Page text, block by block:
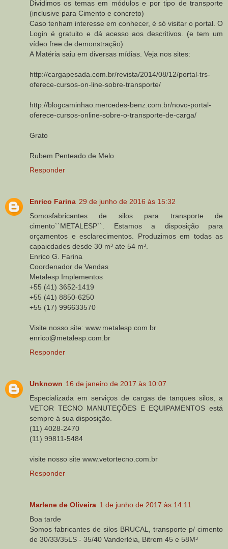
Dividimos os temas em módulos e por tipo de transporte
(inclusive para Cimento e concreto)
Caso tenham interesse em conhecer, é só visitar o portal. O
Login é gratuito e dá acesso aos descritivos. (e tem um
vídeo free de demonstração)
A Matéria saiu em diversas mídias. Veja nos sites:
http://cargapesada.com.br/revista/2014/08/12/portal-trs-
oferece-cursos-on-line-sobre-transporte/
http://blogcaminhao.mercedes-benz.com.br/novo-portal-
oferece-cursos-online-sobre-o-transporte-de-carga/
Grato
Rubem Penteado de Melo
Responder
Enrico Farina 29 de junho de 2016 às 15:32
Somosfabricantes de silos para transporte de
cimento``METALESP``. Estamos a disposição para
orçamentos e esclarecimentos. Produzimos em todas as
capaicdades desde 30 m³ ate 54 m³.
Enrico G. Farina
Coordenador de Vendas
Metalesp Implementos
+55 (41) 3652-1419
+55 (41) 8850-6250
+55 (17) 996633570
Visite nosso site: www.metalesp.com.br
enrico@metalesp.com.br
Responder
Unknown 16 de janeiro de 2017 às 10:07
Especializada em serviços de cargas de tanques silos, a
VETOR TECNO MANUTEÇÕES E EQUIPAMENTOS está
sempre á sua disposição.
(11) 4028-2470
(11) 99811-5484
visite nosso site www.vetortecno.com.br
Responder
Marlene de Oliveira 1 de junho de 2017 às 14:11
Boa tarde
Somos fabricantes de silos BRUCAL, transporte p/ cimento
de 30/33/35LS - 35/40 Vanderléia, Bitrem 45 e 58M³